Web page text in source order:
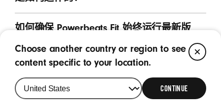
如何确保 Powerbeats Fit 始终运行最新版
脚注
产品的颜色、细节和尺寸可能与 3D 效果图有所不同。在运行
最新硬件和软件的设备上查看，以获得最佳效果。
Choose another country or region to see
content specific to your location.
CONTINUE